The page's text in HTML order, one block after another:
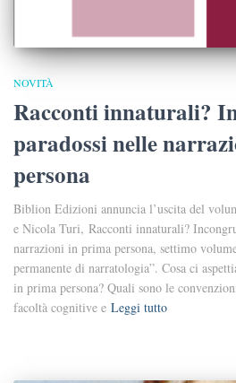
NOVITÀ
Racconti innaturali?
paradossi nelle
persona
Biblion Edizioni annuncia l’uscita del
e Nicola Turi, Racconti innaturali?
narrazioni in prima persona, settimo
permanente di narratologia”. Cosa ci
in prima persona? Quali sono le
facoltà cognitive e Leggi tutto